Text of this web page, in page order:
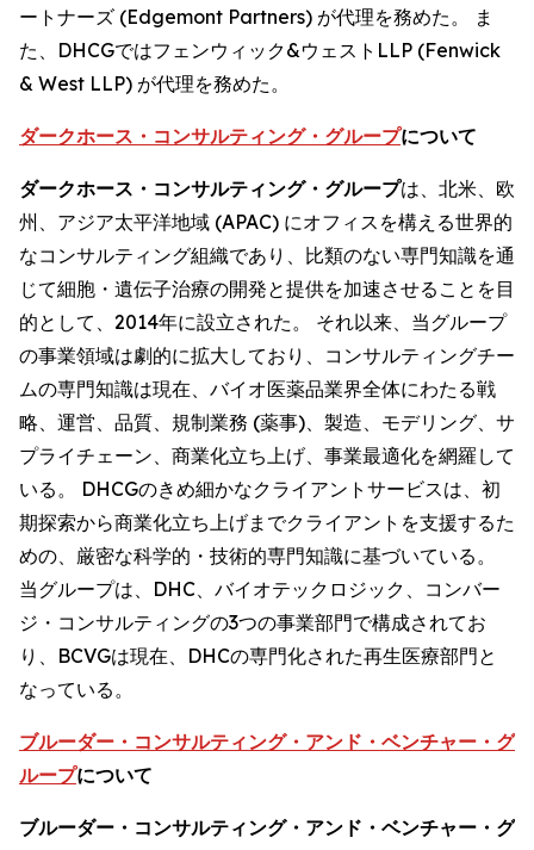
ートナーズ (Edgemont Partners) が代理を務めた。 ま
た、DHCGではフェンウィック&ウェストLLP (Fenwick
& West LLP) が代理を務めた。
ダークホース・コンサルティング・グループについて
ダークホース・コンサルティング・グループは、北米、欧
州、アジア太平洋地域 (APAC) にオフィスを構える世界的
なコンサルティング組織であり、比類のない専門知識を通
じて細胞・遺伝子治療の開発と提供を加速させることを目
的として、2014年に設立された。 それ以来、当グループ
の事業領域は劇的に拡大しており、コンサルティングチー
ムの専門知識は現在、バイオ医薬品業界全体にわたる戦
略、運営、品質、規制業務 (薬事)、製造、モデリング、サ
プライチェーン、商業化立ち上げ、事業最適化を網羅して
いる。 DHCGのきめ細かなクライアントサービスは、初
期探索から商業化立ち上げまでクライアントを支援するた
めの、厳密な科学的・技術的専門知識に基づいている。
当グループは、DHC、バイオテックロジック、コンバー
ジ・コンサルティングの3つの事業部門で構成されてお
り、BCVGは現在、DHCの専門化された再生医療部門と
なっている。
ブルーダー・コンサルティング・アンド・ベンチャー・グ
ループについて
ブルーダー・コンサルティング・アンド・ベンチャー・グ